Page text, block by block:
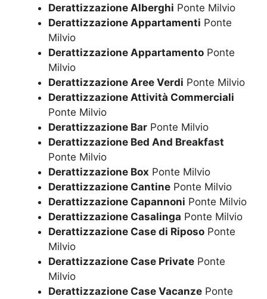
Derattizzazione Alberghi Ponte Milvio
Derattizzazione Appartamenti Ponte
Milvio
Derattizzazione Appartamento Ponte
Milvio
Derattizzazione Aree Verdi Ponte Milvio
Derattizzazione Attività Commerciali
Ponte Milvio
Derattizzazione Bar Ponte Milvio
Derattizzazione Bed And Breakfast
Ponte Milvio
Derattizzazione Box Ponte Milvio
Derattizzazione Cantine Ponte Milvio
Derattizzazione Capannoni Ponte Milvio
Derattizzazione Casalinga Ponte Milvio
Derattizzazione Case di Riposo Ponte
Milvio
Derattizzazione Case Private Ponte
Milvio
Derattizzazione Case Vacanze Ponte